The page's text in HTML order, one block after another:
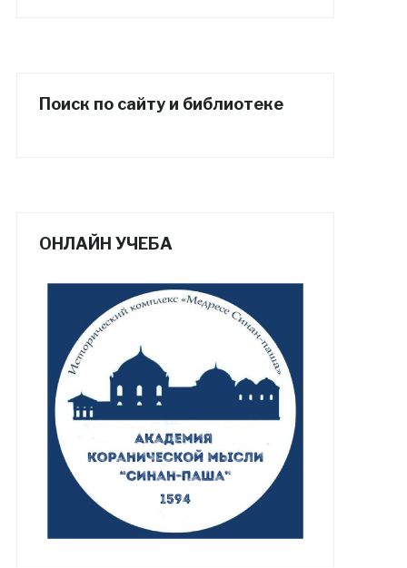
Поиск по сайту и библиотеке
ОНЛАЙН УЧЕБА